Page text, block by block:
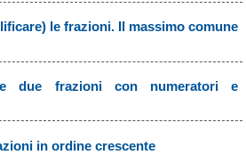
le frazioni. Il massimo comune
due frazioni con numeratori e
in ordine crescente